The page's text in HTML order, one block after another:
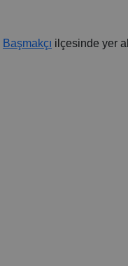
Başmakçı ilçesinde yer